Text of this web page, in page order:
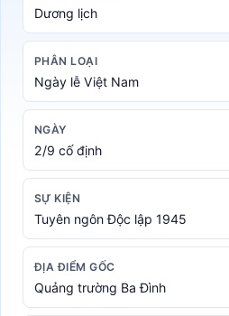
Dương lịch
PHÂN LOẠI
Ngày lễ Việt Nam
NGÀY
2/9 cố định
SỰ KIỆN
Tuyên ngôn Độc lập 1945
ĐỊA ĐIỂM GỐC
Quảng trường Ba Đình